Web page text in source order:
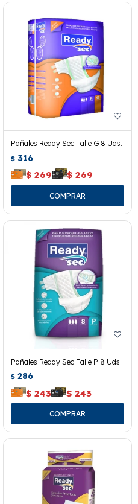
Pañales Ready Sec Talle G 8 Uds.
$ 316
$ 269 $ 269
Pañales Ready Sec Talle P 8 Uds.
$ 286
$ 243 $ 243